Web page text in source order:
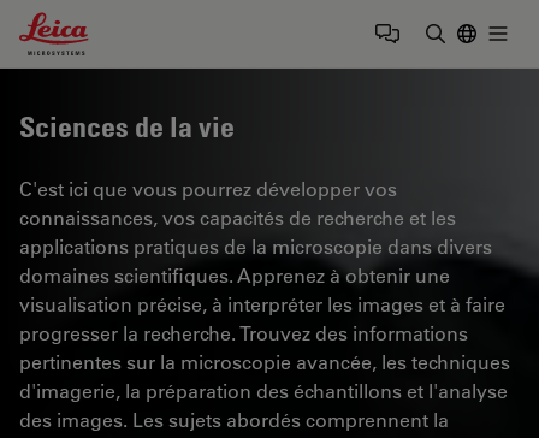
Leica Microsystems Logo
Sciences de la vie
C'est ici que vous pourrez développer vos
connaissances, vos capacités de recherche et les
applications pratiques de la microscopie dans divers
domaines scientifiques. Apprenez à obtenir une
visualisation précise, à interpréter les images et à faire
progresser la recherche. Trouvez des informations
pertinentes sur la microscopie avancée, les techniques
d'imagerie, la préparation des échantillons et l'analyse
des images. Les sujets abordés comprennent la